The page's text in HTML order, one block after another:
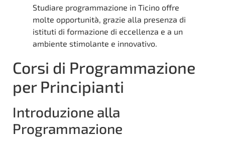
Studiare programmazione in Ticino offre
molte opportunità, grazie alla presenza di
istituti di formazione di eccellenza e a un
ambiente stimolante e innovativo.
Corsi di Programmazione
per Principianti
Introduzione alla
Programmazione